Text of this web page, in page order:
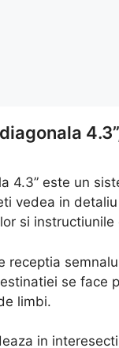
4.3” este un
vedea in
si instructiunile
receptia
se face
limbi.
in